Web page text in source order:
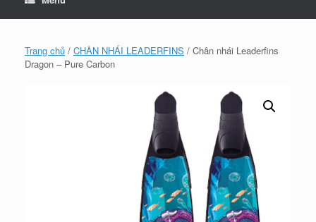
Trang chủ / CHÂN NHÁI LEADERFINS / Chân nhái Leaderfins
Dragon – Pure Carbon